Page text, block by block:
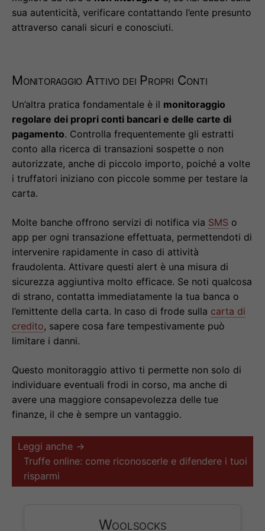
sua autenticità, verificare contattando l’ente presunto
attraverso canali sicuri e conosciuti.
Monitoraggio Attivo dei Propri Conti
Un’altra pratica fondamentale è il monitoraggio
regolare dei propri conti bancari e delle carte di
pagamento. Controlla frequentemente gli estratti
conto alla ricerca di transazioni sospette o non
autorizzate, anche di piccolo importo, poiché a volte
i truffatori iniziano con piccole somme per testare la
carta.
Molte banche offrono servizi di notifica via SMS o
app per ogni transazione effettuata, permettendoti di
intervenire rapidamente in caso di attività
fraudolenta. Attivare questi alert è una misura di
sicurezza aggiuntiva molto efficace. Se noti qualcosa
di strano, contatta immediatamente la tua banca o
l’emittente della carta. In caso di frode sulla carta di
credito, sapere cosa fare tempestivamente può
limitare i danni.
Questo monitoraggio attivo ti permette non solo di
individuare eventuali frodi in corso, ma anche di
avere una maggiore consapevolezza delle tue
finanze, il che è sempre un vantaggio.
Leggi anche →
Truffe online: come riconoscerle e difendere i tuoi
risparmi
Woolsocks